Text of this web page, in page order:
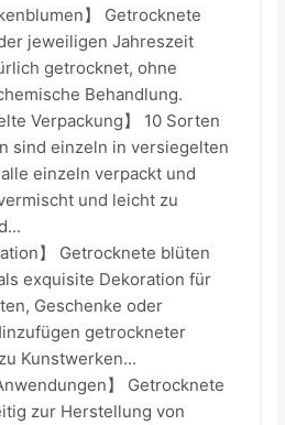
】 Getrocknete
jeweiligen Jahreszeit
getrocknet, ohne
Behandlung.
Verpackung】 10 Sorten
sind einzeln in versiegelten
einzeln verpackt und
und leicht zu
】 Getrocknete blüten
exquisite Dekoration für
Geschenke oder
getrockneter
Kunstwerken...
】 Getrocknete
zur Herstellung von